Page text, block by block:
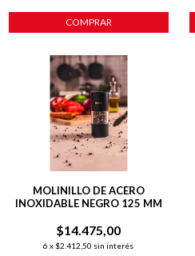
COMPRAR
MOLINILLO DE ACERO
INOXIDABLE NEGRO 125 MM
$14.475,00
6 x $2.412,50 sin interés